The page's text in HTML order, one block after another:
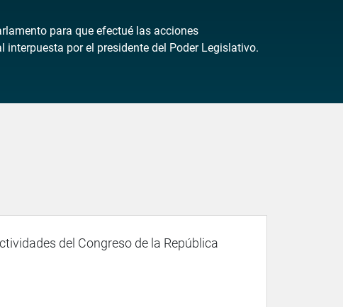
para que efectué las acciones
por el presidente del Poder Legislativo.
del Congreso de la República